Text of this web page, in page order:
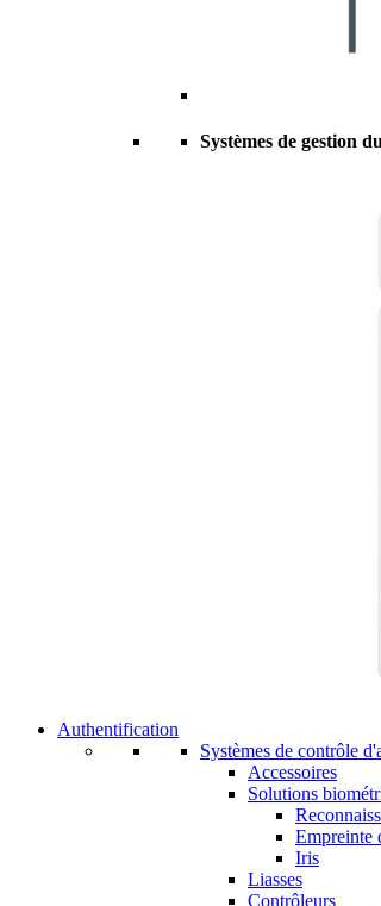
Systèmes de gestion
Authentification
Systèmes de contrôle
Accessoires
Solutions
Empreinte
Iris
Liasses
Contrôleurs